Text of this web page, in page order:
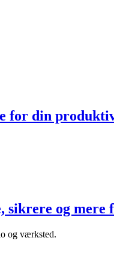
for din
sikrere og mere
og værksted.